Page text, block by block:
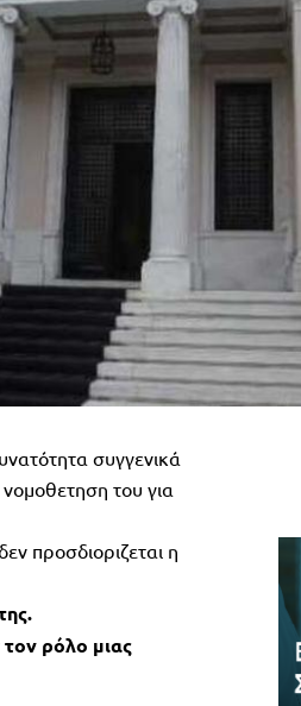
συγγενικά
του για
προσδιοριζεται η
ρόλο μιας